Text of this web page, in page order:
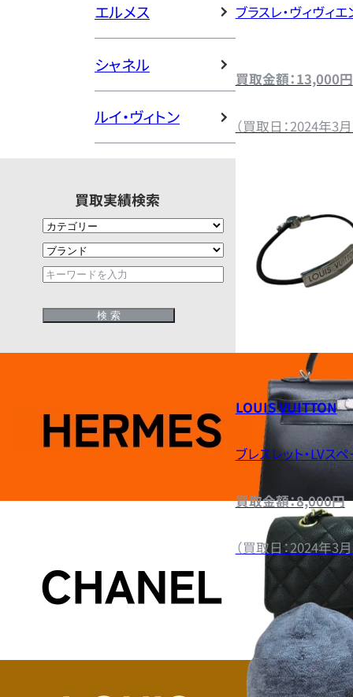
エルメス
シャネル
ルイ・ヴィトン
買取実績検索
ブラスレ・ヴィヴィエ
買取金額：13,000円
（買取日：2024年3
LOUIS VUITTON
ブレスレット・LVス
買取金額：8,000円
（買取日：2024年3